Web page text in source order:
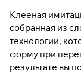
Клееная
собранная из
технологии,
форму при
результате вы